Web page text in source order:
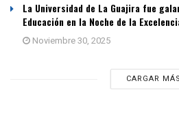
La Universidad de La Guajira fue
Educación en la Noche de la
Noviembre 30, 2025
CARGAR MÁS